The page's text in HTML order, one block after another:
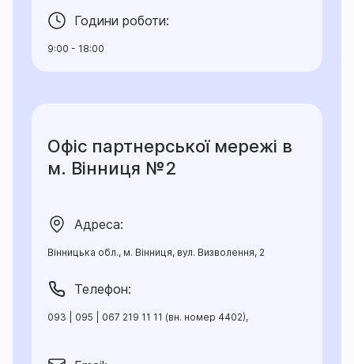
Години роботи:
9:00 - 18:00
Офіс партнерської мережі в
м. Вінниця №2
Адреса:
Вінницька обл., м. Вінниця, вул. Визволення, 2
Телефон:
093 | 095 | 067 219 11 11 (вн. номер 4402),